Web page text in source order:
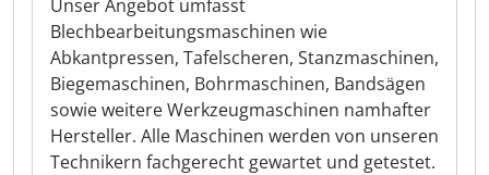
Unser Angebot umfasst
Blechbearbeitungsmaschinen wie
Abkantpressen, Tafelscheren, Stanzmaschinen,
Biegemaschinen, Bohrmaschinen, Bandsägen
sowie weitere Werkzeugmaschinen namhafter
Hersteller. Alle Maschinen werden von unseren
Technikern fachgerecht gewartet und getestet.